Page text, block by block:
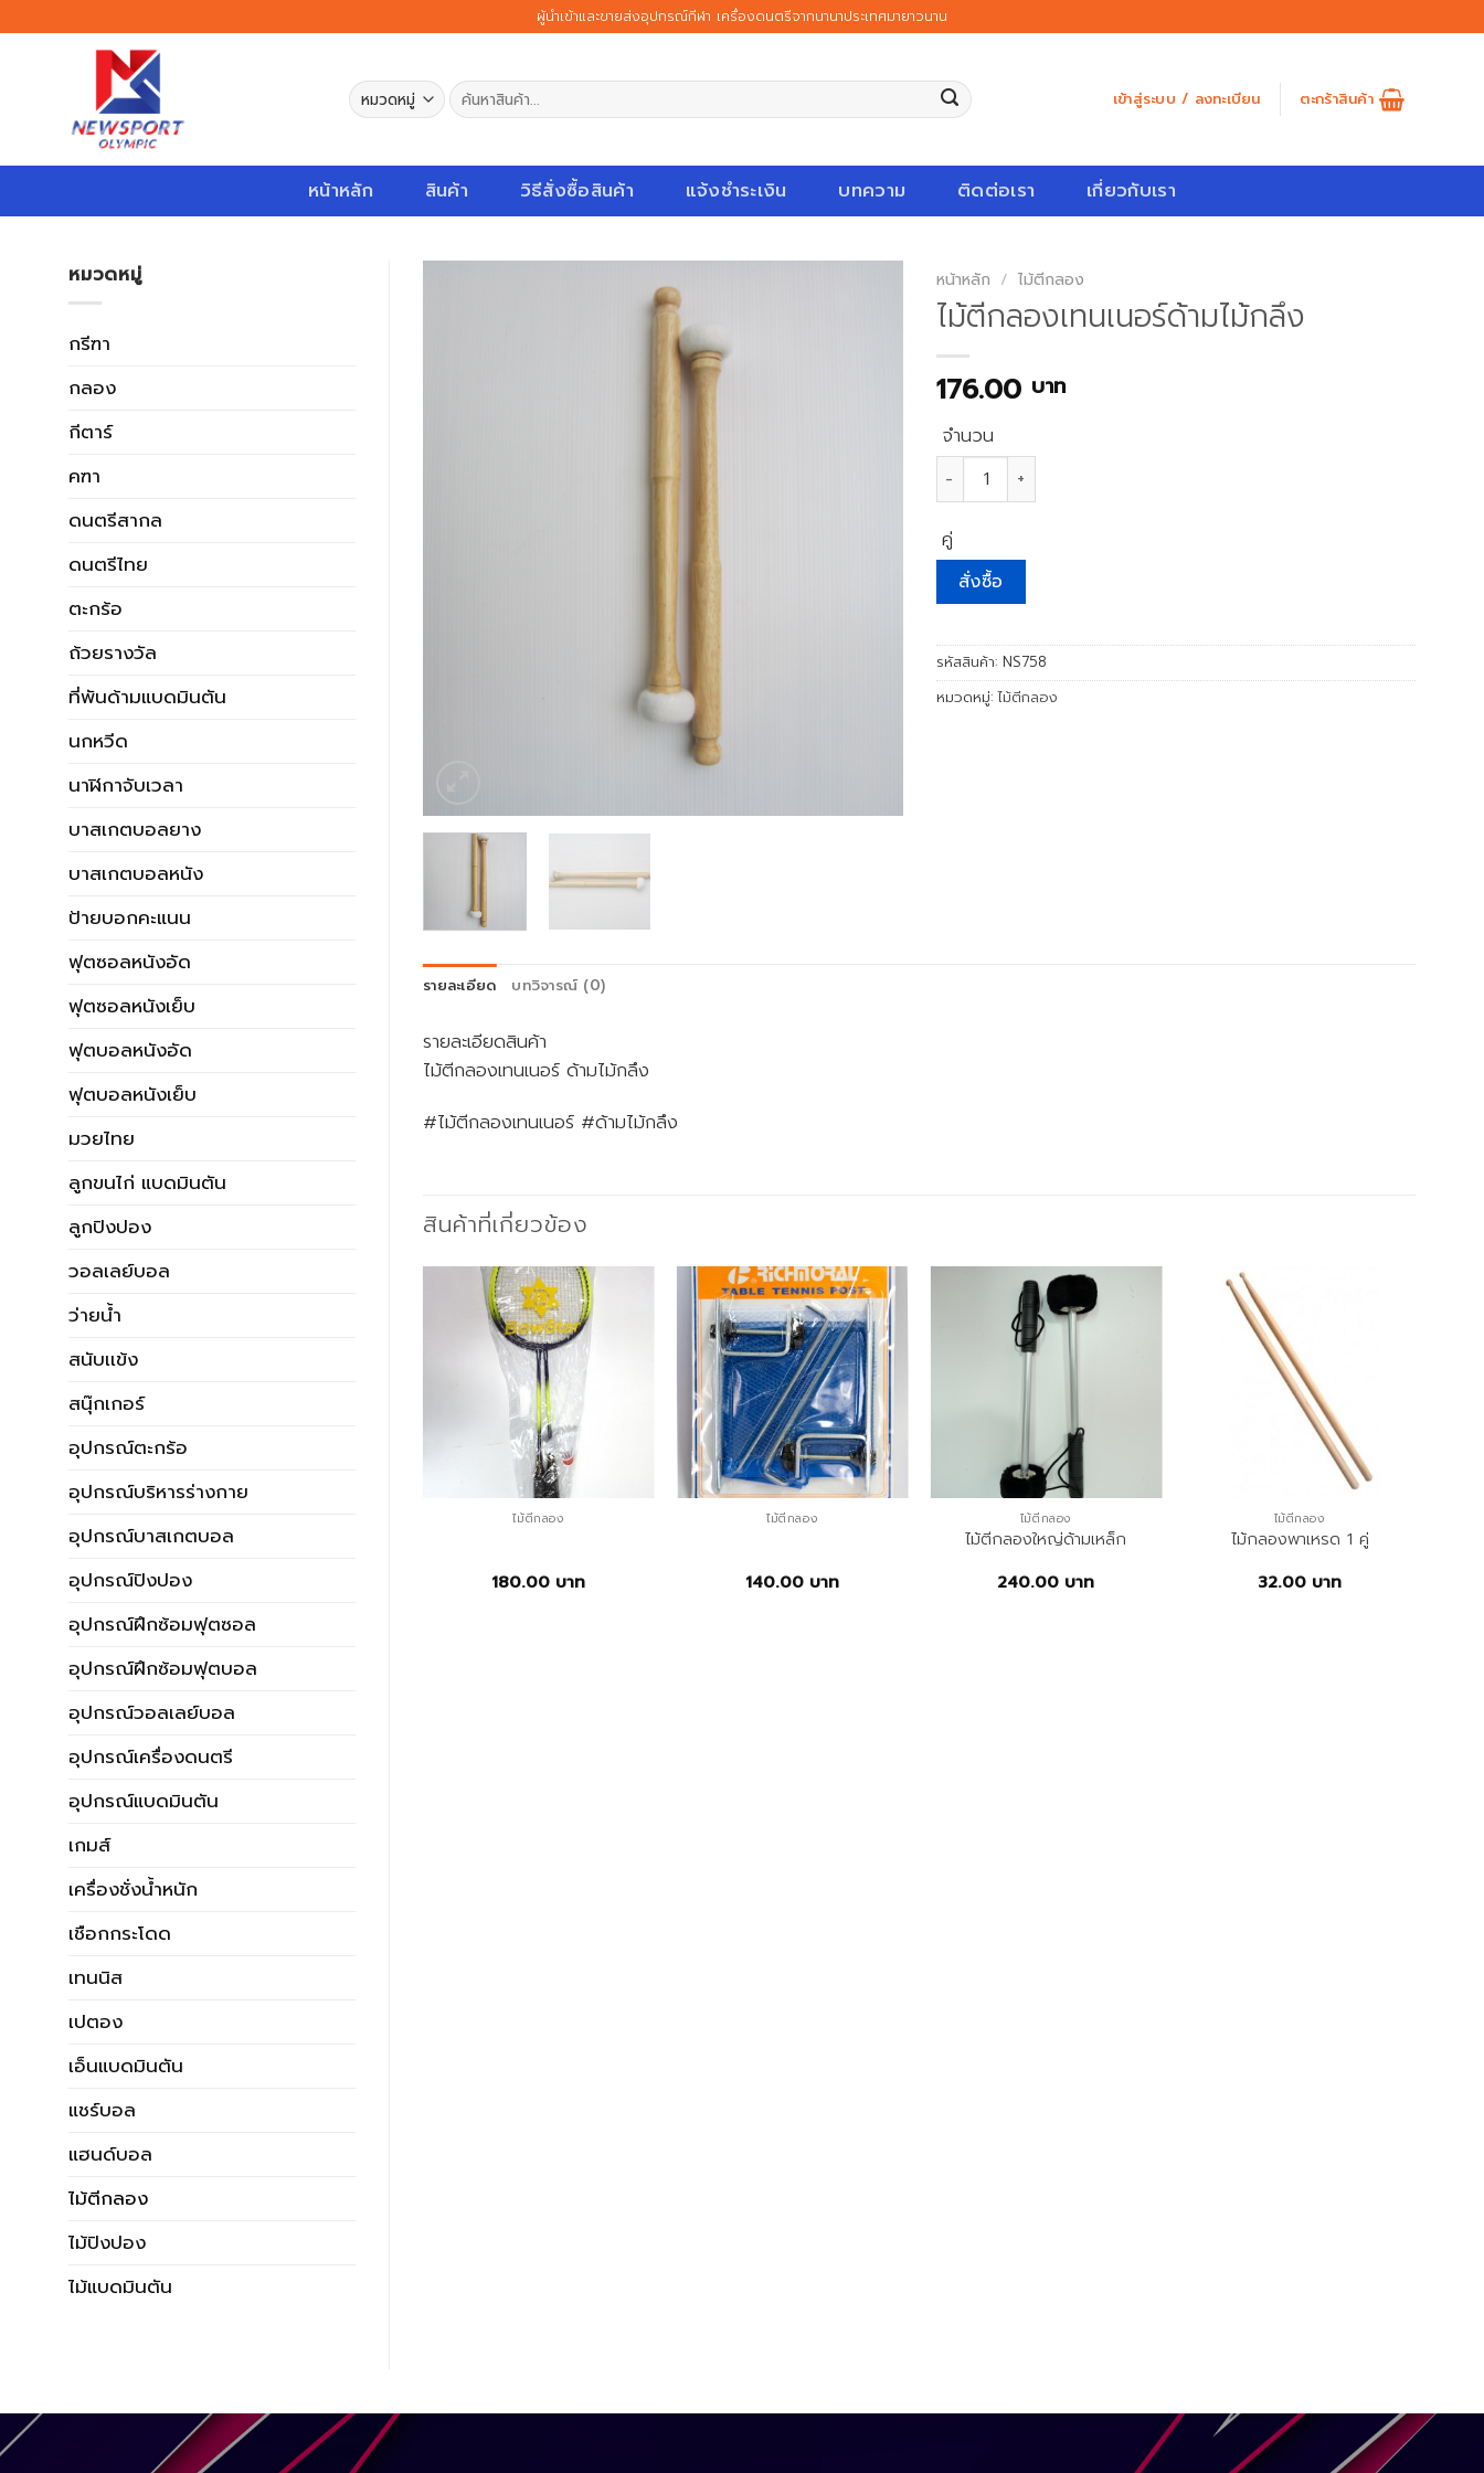
to
ผู้นำเข้าและขายส่งอุปกรณ์กีฬา เครื่องดนตรีจากนานาประเทศมายาวนาน
ค้นหา: เข้าสู่ระบบ / ลงทะเบียน ตะกร้าสินค้า
หน้าหลัก สินค้า วิธีสั่งซื้อสินค้า แจ้งชำระเงิน บทความ ติดต่อเรา เกี่ยวกับเรา
หมวดหมู่
กรีฑา
กลอง
กีตาร์
คฑา
ดนตรีสากล
ดนตรีไทย
ตะกร้อ
ถ้วยรางวัล
ที่พันด้ามแบดมินตัน
นกหวีด
นาฬิกาจับเวลา
บาสเกตบอลยาง
บาสเกตบอลหนัง
ป้ายบอกคะแนน
ฟุตซอลหนังอัด
ฟุตซอลหนังเย็บ
ฟุตบอลหนังอัด
ฟุตบอลหนังเย็บ
มวยไทย
ลูกขนไก่ แบดมินตัน
ลูกปิงปอง
วอลเลย์บอล
ว่ายน้ำ
สนับเเข้ง
สนุ๊กเกอร์
อุปกรณ์ตะกร้อ
อุปกรณ์บริหารร่างกาย
อุปกรณ์บาสเกตบอล
อุปกรณ์ปิงปอง
อุปกรณ์ฝึกซ้อมฟุตซอล
อุปกรณ์ฝึกซ้อมฟุตบอล
อุปกรณ์วอลเลย์บอล
อุปกรณ์เครื่องดนตรี
อุปกรณ์แบดมินตัน
เกมส์
เครื่องชั่งน้ำหนัก
เชือกกระโดด
เทนนิส
เปตอง
เอ็นแบดมินตัน
แชร์บอล
แฮนด์บอล
ไม้ตีกลอง
ไม้ปิงปอง
ไม้แบดมินตัน
หน้าหลัก / ไม้ตีกลอง
ไม้ตีกลองเทนเนอร์ด้ามไม้กลึง
176.00 บาท
จำนวน
จำนวน ไม้ตีกลองเทนเนอร์ด้ามไม้กลึง ชิ้น
คู่
สั่งซื้อ
รหัสสินค้า: NS758
หมวดหมู่:ไม้ตีกลอง
รายละเอียด บทวิจารณ์ (0)
รายละเอียดสินค้า
ไม้ตีกลองเทนเนอร์ ด้ามไม้กลึง
#ไม้ตีกลองเทนเนอร์ #ด้ามไม้กลึง
สินค้าที่เกี่ยวข้อง
ไม้ตีกลอง
180.00 บาท
ไม้ตีกลอง
140.00 บาท
ไม้ตีกลอง
ไม้ตีกลองใหญ่ด้ามเหล็ก
240.00 บาท
ไม้ตีกลอง
ไม้กลองพาเหรด 1 คู่
32.00 บาท
ง YAMABICHI
บาท
ไม้ตีกลองฮิคคอรี่